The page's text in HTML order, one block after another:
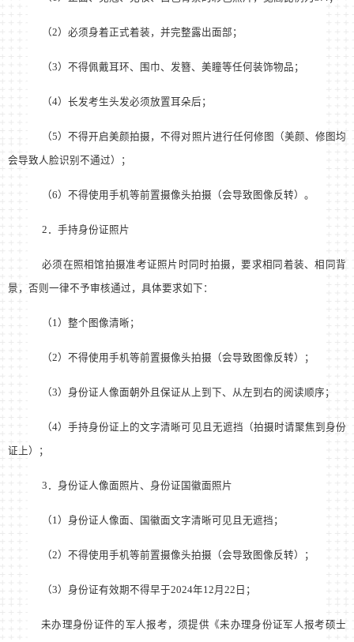
（2）必须身着正式着装，并完整露出面部；
（3）不得佩戴耳环、围巾、发簪、美瞳等任何装饰物品；
（4）长发考生头发必须放置耳朵后；
（5）不得开启美颜拍摄，不得对照片进行任何修图（美颜、修图均
会导致人脸识别不通过）；
（6）不得使用手机等前置摄像头拍摄（会导致图像反转）。
2 ．手持身份证照片
必须在照相馆拍摄准考证照片时同时拍摄，要求相同着装、相同背
景，否则一律不予审核通过，具体要求如下：
（1）整个图像清晰；
（2）不得使用手机等前置摄像头拍摄（会导致图像反转）；
（3）身份证人像面朝外且保证从上到下、从左到右的阅读顺序；
（4）手持身份证上的文字清晰可见且无遮挡（拍摄时请聚焦到身份
证上）；
3 ．身份证人像面照片、身份证国徽面照片
（1）身份证人像面、国徽面文字清晰可见且无遮挡；
（2）不得使用手机等前置摄像头拍摄（会导致图像反转）；
（3）身份证有效期不得早于2024年12月 22 日；
未办理身份证件的军人报考，须提供《未办理身份证军人报考硕士